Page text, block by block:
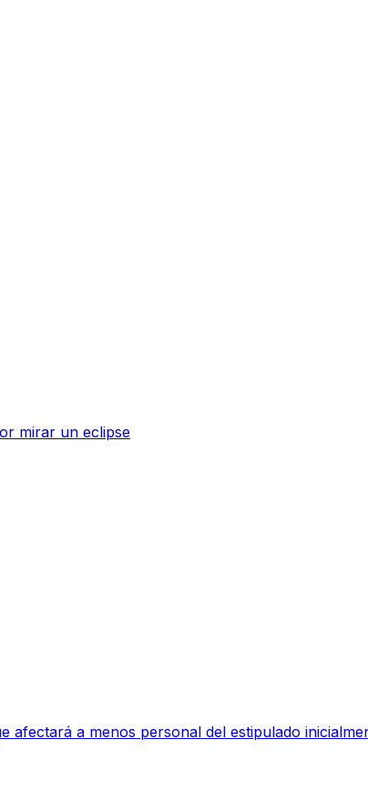
mirar un eclipse
afectará a menos personal del estipulado